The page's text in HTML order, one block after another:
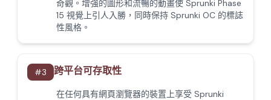
奇觀。增強的圖形和流暢的動畫使 Sprunki Phase
15 視覺上引人入勝，同時保持 Sprunki OC 的標誌
性風格。
#3 跨平台可存取性
在任何具有網頁瀏覽器的裝置上享受 Sprunki